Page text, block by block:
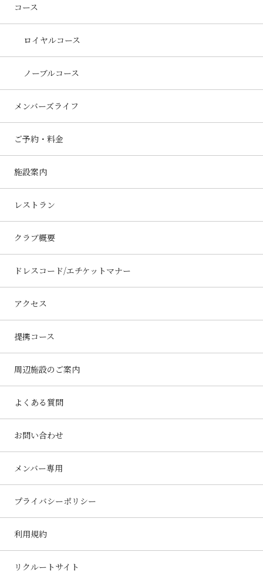
コース
ロイヤルコース
ノーブルコース
メンバーズライフ
ご予約・料金
施設案内
レストラン
クラブ概要
ドレスコード/エチケットマナー
アクセス
提携コース
周辺施設のご案内
よくある質問
お問い合わせ
メンバー専用
プライバシーポリシー
利用規約
リクルートサイト